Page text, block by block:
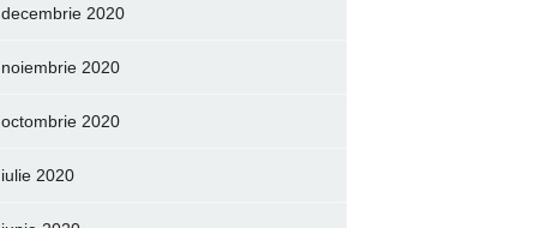
decembrie 2020
noiembrie 2020
octombrie 2020
iulie 2020